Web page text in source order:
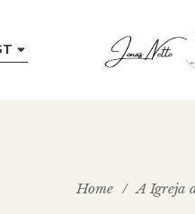
Home / A Igreja